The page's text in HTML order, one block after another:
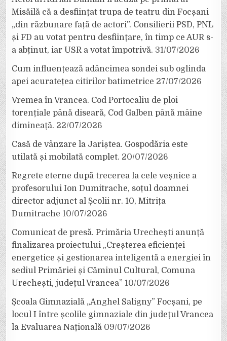
Misăilă că a desființat trupa de teatru din Focșani
„din răzbunare față de actori”. Consilierii PSD, PNL
și FD au votat pentru desființare, în timp ce AUR s-
a abținut, iar USR a votat împotrivă. 31/07/2026
Cum influențează adâncimea sondei sub oglinda
apei acuratețea citirilor batimetrice 27/07/2026
Vremea în Vrancea. Cod Portocaliu de ploi
torențiale până diseară, Cod Galben până mâine
dimineață. 22/07/2026
Casă de vânzare la Jariștea. Gospodăria este
utilată și mobilată complet. 20/07/2026
Regrete eterne după trecerea la cele veșnice a
profesorului Ion Dumitrache, soțul doamnei
director adjunct al Școlii nr. 10, Mitrița
Dumitrache 10/07/2026
Comunicat de presă. Primăria Urechești anunță
finalizarea proiectului „Creșterea eficienței
energetice și gestionarea inteligentă a energiei în
sediul Primăriei și Căminul Cultural, Comuna
Urechești, județul Vrancea” 10/07/2026
Școala Gimnazială „Anghel Saligny” Focșani, pe
locul I între școlile gimnaziale din județul Vrancea
la Evaluarea Națională 09/07/2026